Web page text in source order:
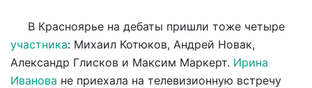
В Красноярье на дебаты пришли тоже четыре
участника: Михаил Котюков, Андрей Новак,
Александр Глисков и Максим Маркерт. Ирина
Иванова не приехала на телевизионную встречу